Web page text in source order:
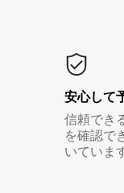
安心して
信頼でき
を確認で
いていま